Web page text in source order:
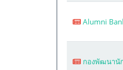
Alumni
กองพัฒนานั